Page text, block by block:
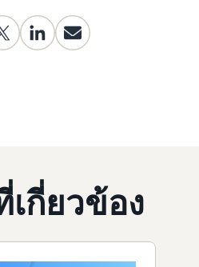
เกี่ยวข้อง